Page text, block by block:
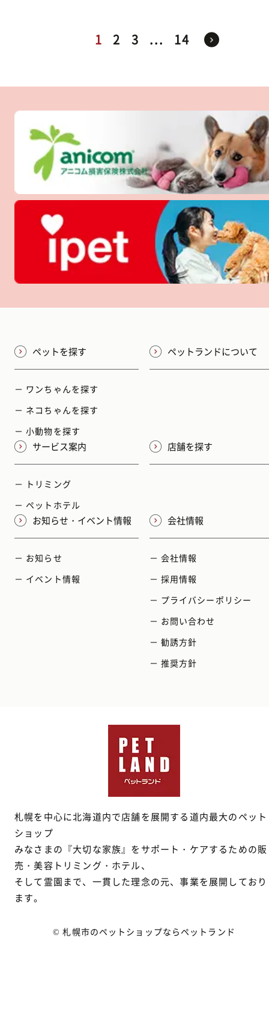
1 2 3 ... 14
ペットを探す
－ ワンちゃんを探す
－ ネコちゃんを探す
－ 小動物を探す
ペットランドについて
サービス案内
－ トリミング
－ ペットホテル
店舗を探す
お知らせ・イベント情報
－ お知らせ
－ イベント情報
会社情報
－ 会社情報
－ 採用情報
－ プライバシーポリシー
－ お問い合わせ
－ 勧誘方針
－ 推奨方針
札幌を中心に北海道内で店舗を展開する道内最大のペット
ショップ
みなさまの『大切な家族』をサポート・ケアするための販
売・美容トリミング・ホテル、
そして霊園まで、一貫した理念の元、事業を展開しており
ます。
© 札幌市のペットショップならペットランド